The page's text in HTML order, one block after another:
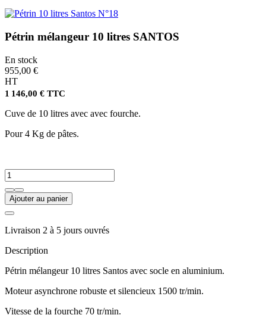
Pétrin mélangeur 10 litres SANTOS
En stock
955,00 €
HT
1 146,00 € TTC
Cuve de 10 litres avec avec fourche.
Pour 4 Kg de pâtes.
Ajouter au panier
Livraison 2 à 5 jours ouvrés
Description
Pétrin mélangeur 10 litres Santos avec socle en aluminium.
Moteur asynchrone robuste et silencieux 1500 tr/min.
Vitesse de la fourche 70 tr/min.